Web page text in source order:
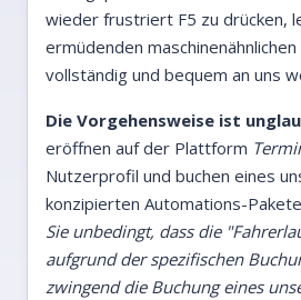
wieder frustriert F5 zu drücken,
ermüdenden
vollständig und bequem an uns
Die Vorgehensweise ist
eröffnen auf der Plattform
Nutzerprofil und buchen eines
konzipierten Automations-
Sie unbedingt, dass die
aufgrund der spezifischen
zwingend die Buchung eines